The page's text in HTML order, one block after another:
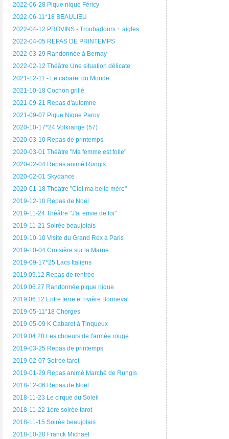
2022-06-28 Pique nique Féricy
2022-06-11*18 BEAULIEU
2022-04-12 PROVINS - Troubadours + aigles
2022-04-05 REPAS DE PRINTEMPS
2022-03-29 Randonnée à Bernay
2022-02-12 Théâtre Une situation délicate
2021-12-11 - Le cabaret du Monde
2021-10-18 Cochon grillé
2021-09-21 Repas d'automne
2021-09-07 Pique Nique Paroy
2020-10-17*24 Volkrange (57)
2020-03-10 Repas de printemps
2020-03-01 Théâtre "Ma femme est folle"
2020-02-04 Repas animé Rungis
2020-02-01 Skydance
2020-01-18 Théâtre "Ciel ma belle mère"
2019-12-10 Repas de Noël
2019-11-24 Théâtre "J'ai envie de toi"
2019-11-21 Soirée beaujolais
2019-10-10 Visite du Grand Rex à Paris
2019-10-04 Croisière sur la Marne
2019-09-17*25 Lacs Italiens
2019.09.12 Repas de rentrée
2019.06.27 Randonnée pique nique
2019.06.12 Entre terre et rivière Bonneval
2019-05-11*18 Chorges
2019-05-09 K Cabaret à Tinqueux
2019.04.20 Les choeurs de l'armée rouge
2019-03-25 Repas de printemps
2019-02-07 Soirée tarot
2019-01-29 Repas animé Marché de Rungis
2018-12-06 Repas de Noël
2018-11-23 Le cirque du Soleil
2018-11-22 1ère soirée tarot
2018-11-15 Soirée beaujolais
2018-10-20 Franck Michael